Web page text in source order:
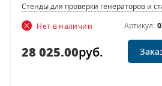
Стенды для проверки генераторов и
Нет в наличии
Артикул:
28 025.00руб.